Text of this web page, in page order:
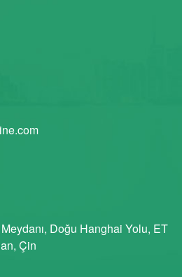
Doğu Hanghai Yolu, ET
Çin